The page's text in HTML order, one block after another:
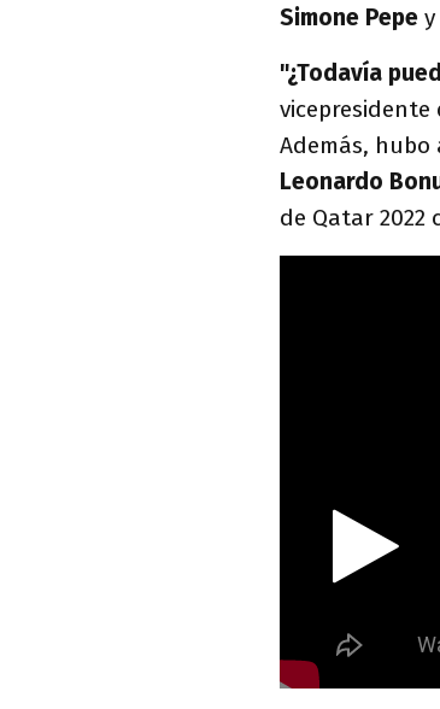
Simone Pepe y
"¿Todavía
Además, hubo
Leonardo
de Qatar 2022